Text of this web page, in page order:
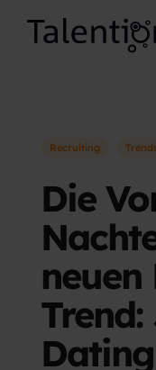
Recruiting
Die
Dating